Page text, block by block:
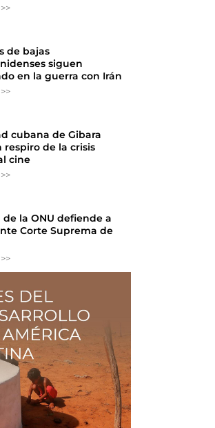
de bajas
siguen
en la guerra con Irán
cubana de Gibara
respiro de la crisis
cine
de la ONU defiende a
Corte Suprema de